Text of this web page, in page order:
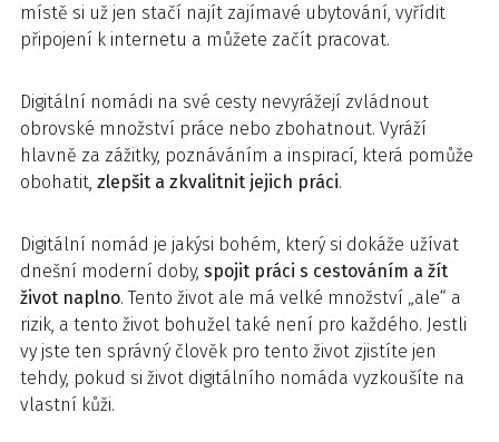
místě si už jen stačí najít zajímavé ubytování, vyřídit
připojení k internetu a můžete začít pracovat.
Digitální nomádi na své cesty nevyrážejí zvládnout
obrovské množství práce nebo zbohatnout. Vyráží
hlavně za zážitky, poznáváním a inspirací, která pomůže
obohatit, zlepšit a zkvalitnit jejich práci.
Digitální nomád je jakýsi bohém, který si dokáže užívat
dnešní moderní doby, spojit práci s cestováním a žít
život naplno. Tento život ale má velké množství „ale“ a
rizik, a tento život bohužel také není pro každého. Jestli
vy jste ten správný člověk pro tento život zjistíte jen
tehdy, pokud si život digitálního nomáda vyzkoušíte na
vlastní kůži.